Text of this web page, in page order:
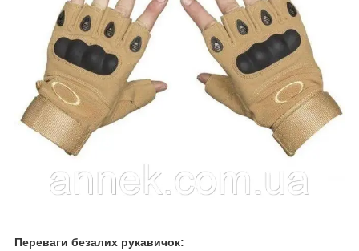
Переваги безалих рукавичок: